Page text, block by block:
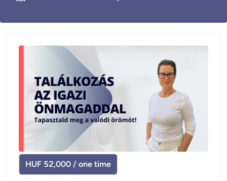
HUF 52,000 / one time